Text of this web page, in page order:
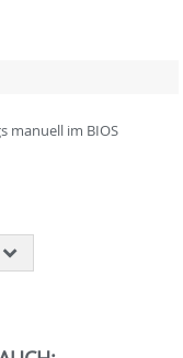
manuell im BIOS